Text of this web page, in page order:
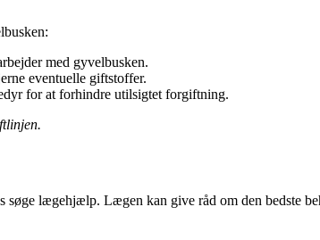
med gyvelbusken.
eventuelle giftstoffer.
for at forhindre utilsigtet forgiftning.
lægehjælp. Lægen kan give råd om den bedste